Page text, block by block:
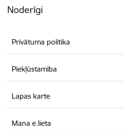
Noderīgi
Privātuma politika
Piekļūstamība
Lapas karte
Mana e.lieta